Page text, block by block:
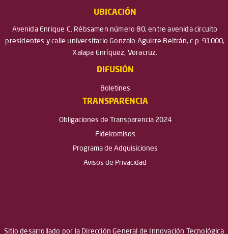
UBICACIÓN
Avenida Enrique C. Rébsamen número 80, entre avenida circuito
presidentes y calle universitario Gonzalo Aguirre Beltrán, c.p. 91000,
Xalapa Enríquez, Veracruz.
DIFUSIÓN
Boletines
TRANSPARENCIA
Obligaciones de Transparencia 2024
Fideicomisos
Programa de Adquisiciones
Avisos de Privacidad
Sitio desarrollado por la Dirección General de Innovación Tecnológica